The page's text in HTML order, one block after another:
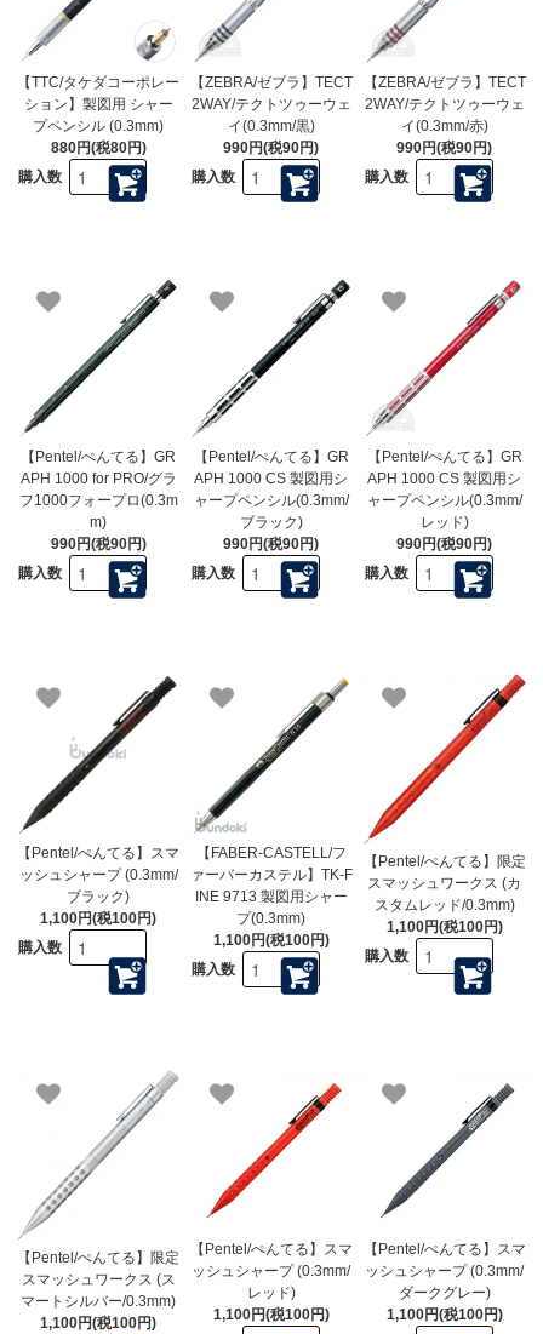
【TTC/タケダコーポレー
ション】製図用 シャー
プペンシル (0.3mm)
880円(税80円)
購入数
【ZEBRA/ゼブラ】TECT
2WAY/テクトツゥーウェ
イ(0.3mm/黒)
990円(税90円)
購入数
【ZEBRA/ゼブラ】TECT
2WAY/テクトツゥーウェ
イ(0.3mm/赤)
990円(税90円)
購入数
【Pentel/ぺんてる】GR
APH 1000 for PRO/グラ
フ1000フォープロ(0.3m
m)
990円(税90円)
購入数
【Pentel/ぺんてる】GR
APH 1000 CS 製図用シ
ャープペンシル(0.3mm/
ブラック)
990円(税90円)
購入数
【Pentel/ぺんてる】GR
APH 1000 CS 製図用シ
ャープペンシル(0.3mm/
レッド)
990円(税90円)
購入数
【Pentel/ぺんてる】スマ
ッシュシャープ (0.3mm/
ブラック)
1,100円(税100円)
購入数
【FABER-CASTELL/フ
ァーバーカステル】TK-F
INE 9713 製図用シャー
プ(0.3mm)
1,100円(税100円)
購入数
【Pentel/ぺんてる】限定
スマッシュワークス (カ
スタムレッド/0.3mm)
1,100円(税100円)
購入数
【Pentel/ぺんてる】限定
スマッシュワークス (ス
マートシルバー/0.3mm)
1,100円(税100円)
【Pentel/ぺんてる】スマ
ッシュシャープ (0.3mm/
レッド)
1,100円(税100円)
【Pentel/ぺんてる】スマ
ッシュシャープ (0.3mm/
ダークグレー)
1,100円(税100円)